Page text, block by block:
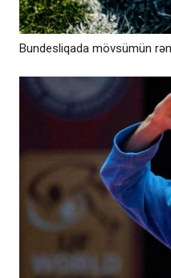
Bundesliqada mövsümün